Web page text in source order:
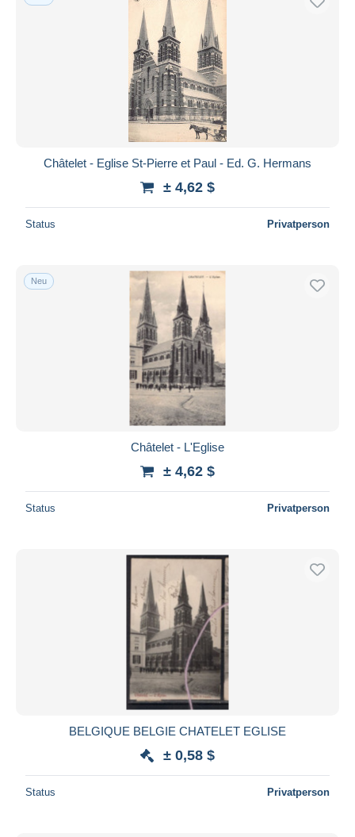
Châtelet - Eglise St-Pierre et Paul - Ed. G. Hermans
± 4,62 $
Status Privatperson
Neu
Châtelet - L'Eglise
± 4,62 $
Status Privatperson
BELGIQUE BELGIE CHATELET EGLISE
± 0,58 $
Status Privatperson